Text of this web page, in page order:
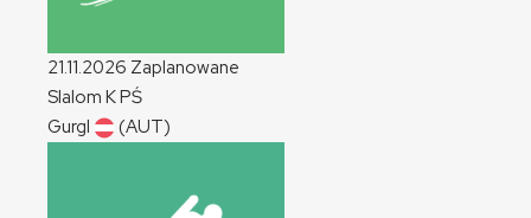
21.11.2026 Zaplanowane
Slalom KPŚ
Gurgl
(AUT)